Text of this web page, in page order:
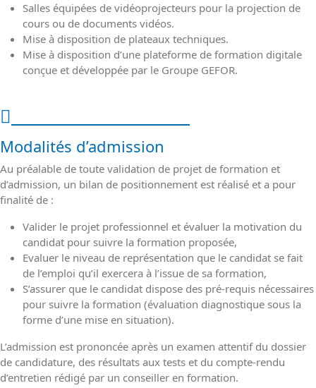
Salles équipées de vidéoprojecteurs pour la projection de
cours ou de documents vidéos.
Mise à disposition de plateaux techniques.
Mise à disposition d’une plateforme de formation digitale
conçue et développée par le Groupe GEFOR.
Modalités d’admission
Au préalable de toute validation de projet de formation et
d’admission, un bilan de positionnement est réalisé et a pour
finalité de :
Valider le projet professionnel et évaluer la motivation du
candidat pour suivre la formation proposée,
Evaluer le niveau de représentation que le candidat se fait
de l’emploi qu’il exercera à l’issue de sa formation,
S’assurer que le candidat dispose des pré-requis nécessaires
pour suivre la formation (évaluation diagnostique sous la
forme d’une mise en situation).
L’admission est prononcée après un examen attentif du dossier
de candidature, des résultats aux tests et du compte-rendu
d’entretien rédigé par un conseiller en formation.